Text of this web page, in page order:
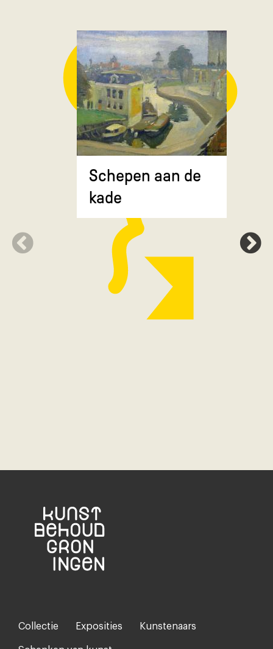
Schepen aan de
kade
Footer-
menu
Collectie Exposities Kunstenaars